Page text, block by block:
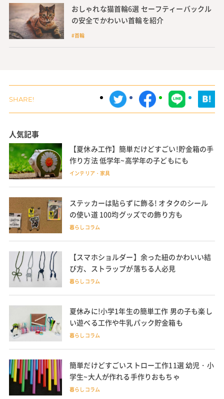
おしゃれな猫首輪6選 セーフティーバックル
の安全でかわいい首輪を紹介
#首輪
人気記事
【夏休み工作】簡単だけどすごい!貯金箱の手
作り方法 低学年~高学年の子どもにも
インテリア・家具
ステッカーは貼らずに飾る! オタクのシール
の使い道 100均グッズでの飾り方も
暮らしコラム
【スマホショルダー】余った紐のかわいい結
び方、ストラップが落ちる人必見
暮らしコラム
夏休みに!小学1年生の簡単工作 男の子も楽し
い遊べる工作や牛乳パック貯金箱も
暮らしコラム
簡単だけどすごいストロー工作11選 幼児・小
学生~大人が作れる手作りおもちゃ
暮らしコラム